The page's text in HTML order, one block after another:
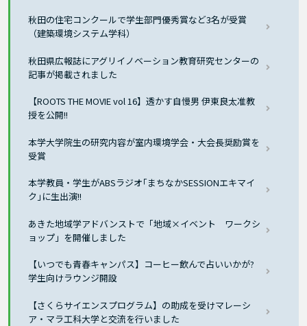
秋田の住宅コンクールで学生部門優秀賞など3名が受賞
（建築環境システム学科）
秋田県広報誌にアグリイノベーション教育研究センターの
記事が掲載されました
【ROOTS THE MOVIE vol 16】透かす自慢男 伊東良太准教
授を公開!!
本学大学院生の研究内容が室内環境学会・大会長奨励賞を
受賞
本学教員・学生がABSラジオ｢まちなかSESSIONエキマイ
ク｣に生出演!!
あきた地域学アドバンストで「地域×イベント ワークシ
ョップ」を開催しました
【いつでも青春キャンパス】コーヒー飲んで占いいかが?
学生向けラウンジ開設
【さくらサイエンスプログラム】の助成を受けマレーシ
ア・マラ工科大学と交流を行いました